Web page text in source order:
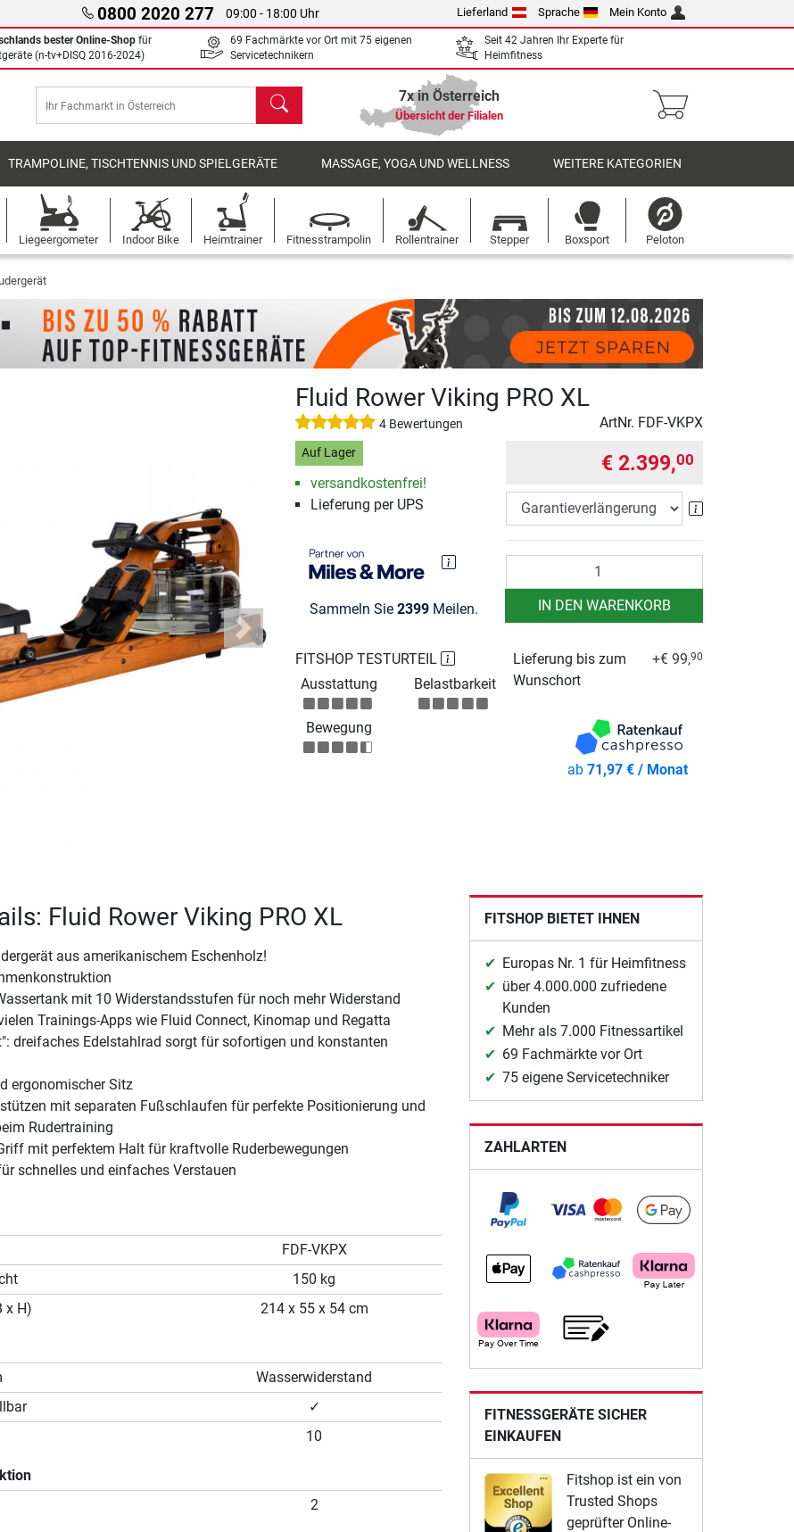
0800 2020 277 09:00 - 18:00 Uhr Lieferland Sprache Mein Konto
bester Online-Shop für
(n-tv+DISQ 2016-2024)
69 Fachmärkte vor Ort mit 75 eigenen
Servicetechnikern
Seit 42 Jahren Ihr Experte für
Heimfitness
Suchen 7x in Österreich
Übersicht der Filialen
TRAMPOLINE, TISCHTENNIS UND SPIELGERÄTE MASSAGE, YOGA UND WELLNESS WEITERE KATEGORIEN
Liegeergometer Indoor Bike Heimtrainer Fitnesstrampolin Rollentrainer Stepper Boxsport Peloton
Next
Fluid Rower Viking PRO XL
4 Bewertungen ArtNr. FDF-VKPX
Auf Lager
versandkostenfrei!
Lieferung per UPS
Sammeln Sie 2399Meilen.
€ 2.399,00
IN DEN WARENKORB
FITSHOP TESTURTEIL
Ausstattung
Belastbarkeit
Bewegung
Lieferung bis zum
Wunschort
+€ 99,90
ab 71,97 € / Monat
Fluid Rower Viking PRO XL
aus amerikanischem Eschenholz!
mit 10 Widerstandsstufen für noch mehr Widerstand
Trainings-Apps wie Fluid Connect, Kinomap und Regatta
dreifaches Edelstahlrad sorgt für sofortigen und konstanten
ergonomischer Sitz
mit separaten Fußschlaufen für perfekte Positionierung und
Rudertraining
mit perfektem Halt für kraftvolle Ruderbewegungen
schnelles und einfaches Verstauen
FDF-VKPX
150 kg
x H)
214 x 55 x 54 cm
Wasserwiderstand
✓
10
2
FITSHOP BIETET IHNEN
Europas Nr. 1 für Heimfitness
über 4.000.000 zufriedene
Kunden
Mehr als 7.000 Fitnessartikel
69 Fachmärkte vor Ort
75 eigene Servicetechniker
ZAHLARTEN
FITNESSGERÄTE SICHER
EINKAUFEN
Fitshop ist ein von
Trusted Shops
geprüfter Online-